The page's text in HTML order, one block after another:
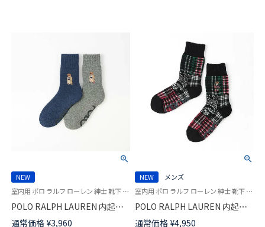
NEW
室内用 ポロ ラルフ ローレン 紳士 靴下 25FW
POLO RALPH LAUREN 内起毛
総パイル ポロベア 刺しゅう ル
通常価格 ¥3,960
NEW
メンズ
室内用 ポロ ラルフ ローレン 紳士 靴下 25FW
POLO RALPH LAUREN 内起毛
総パイル ポロベア ラグジュア
通常価格 ¥4,950